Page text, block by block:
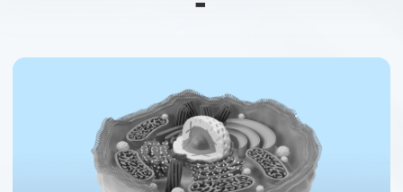
Как приготовить полезную воду
хлора, микропластика. Даже
из водопровода
-
03